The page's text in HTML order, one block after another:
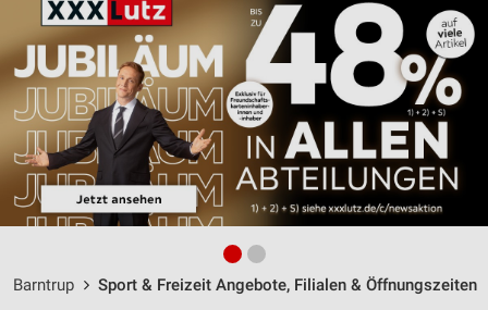
Barntrup Sport & Freizeit Angebote, Filialen & Öffnungszeiten